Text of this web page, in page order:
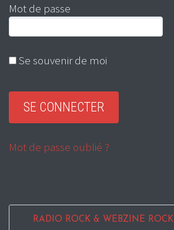
Mot de passe
Se souvenir de moi
Mot de passe oublié ?
RADIO ROCK & WEBZINE ROCK